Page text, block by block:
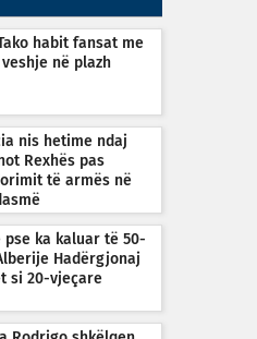
habit fansat me
veshje në plazh
nis hetime ndaj
Rexhës pas
të armës në
pse ka kaluar të 50-
Hadërgjonaj
si 20-vjeçare